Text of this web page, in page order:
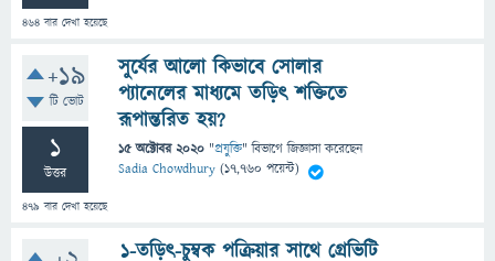
464 বার দেখা হয়েছে
+19
টি ভোট
1
উত্তর
479 বার দেখা হয়েছে
সুর্যের আলো কিভাবে সোলার
প্যানেলের মাধ্যমে তড়িৎ শক্তিতে
রূপান্তরিত হয়?
15 অক্টোবর 2020 "প্রযুক্তি" বিভাগে জিজ্ঞাসাকরেছেন
Sadia Chowdhury (17,760 পয়েন্ট)
1-তড়িৎ-চুম্বক পক্রিয়ার সাথে গ্রেভিটি